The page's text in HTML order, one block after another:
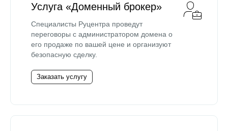
Услуга «Доменный брокер»
Специалисты Руцентра проведут
переговоры с администратором домена о
его продаже по вашей цене и организуют
безопасную сделку.
Заказать услугу